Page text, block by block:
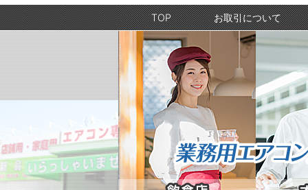
TOP(current) お取引について